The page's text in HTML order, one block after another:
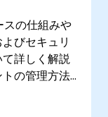
の仕組みや
びセキュリ
詳しく解説
の管理方法
スの保守、